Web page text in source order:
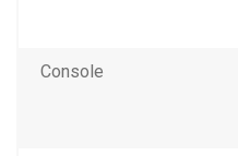
Console